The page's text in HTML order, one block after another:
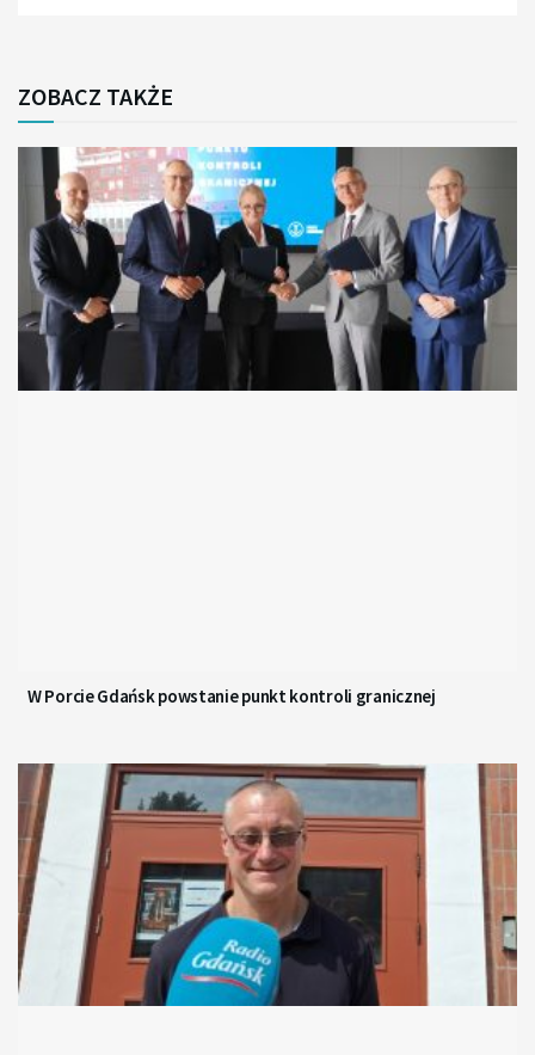
ZOBACZ TAKŻE
W Porcie Gdańsk powstanie punkt kontroli granicznej